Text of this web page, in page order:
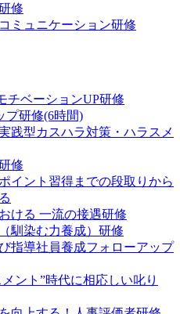
修
ミュニケーション研修
チベーションUP研修
プ研修(6時間)
践型カスハラ対策・ハラスメ
修
イント習得までの段取りから
ける 一流の接遇研修
馴染む力養成）研修
指導社員養成フォローアップ
ント”時代に相応しい叱り